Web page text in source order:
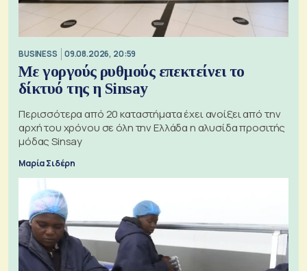
BUSINESS 09.08.2026, 20:59
Με γοργούς ρυθμούς επεκτείνει το
δίκτυό της η Sinsay
Περισσότερα από 20 καταστήματα έχει ανοίξει από την
αρχή του χρόνου σε όλη την Ελλάδα η αλυσίδα προσιτής
μόδας Sinsay
Μαρία Σιδέρη